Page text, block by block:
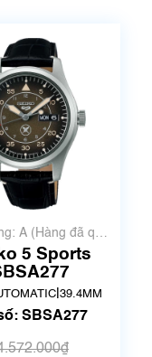
A (Hàng đã qua
nhưng rất đẹp,
có xước)
5 Sports
39.4MM
SBSA277